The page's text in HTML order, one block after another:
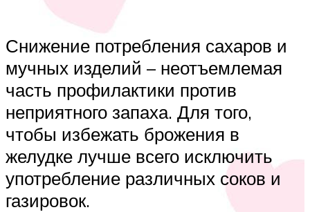
Снижение потребления сахаров и
мучных изделий – неотъемлемая
часть профилактики против
неприятного запаха. Для того,
чтобы избежать брожения в
желудке лучше всего исключить
употребление различных соков и
газировок.